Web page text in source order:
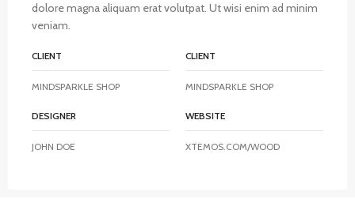
dolore magna aliquam erat volutpat. Ut wisi enim ad minim
veniam.
CLIENT
MINDSPARKLE SHOP
CLIENT
MINDSPARKLE SHOP
DESIGNER
JOHN DOE
WEBSITE
XTEMOS.COM/WOOD